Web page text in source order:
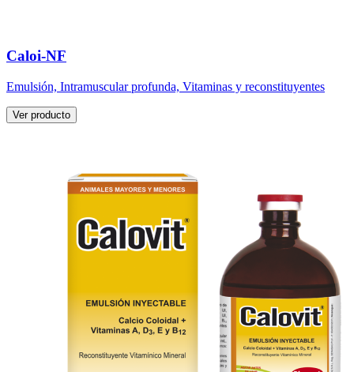
Caloi-NF
Emulsión, Intramuscular profunda, Vitaminas y reconstituyentes
Ver producto